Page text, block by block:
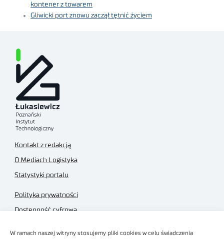
W ramach naszej witryny stosujemy pliki cookies w celu świadczenia
kontener z towarem
Gliwicki port znowu zaczął tętnić życiem
Kontakt z redakcją
O Mediach Logistyka
Statystyki portalu
Polityka prywatności
Dostępność cyfrowa